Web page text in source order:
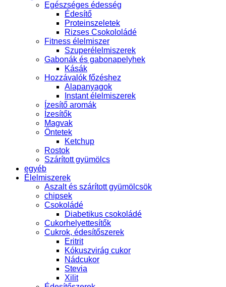
Egészséges édesség
Édesítő
Proteinszeletek
Rizses Csokololádé
Fitness élelmiszer
Szuperélelmiszerek
Gabonák és gabonapelyhek
Kásák
Hozzávalók főzéshez
Alapanyagok
Instant élelmiszerek
Ízesítő aromák
Ízesítők
Magvak
Öntetek
Ketchup
Rostok
Szárított gyümölcs
egyéb
Élelmiszerek
Aszalt és szárított gyümölcsök
chipsek
Csokoládé
Diabetikus csokoládé
Cukorhelyettesítők
Cukrok, édesítőszerek
Eritrit
Kókuszvirág cukor
Nádcukor
Stevia
Xilit